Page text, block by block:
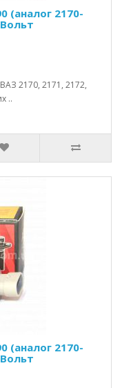
(аналог 2170-
2170, 2171, 2172,
..
(аналог 2170-